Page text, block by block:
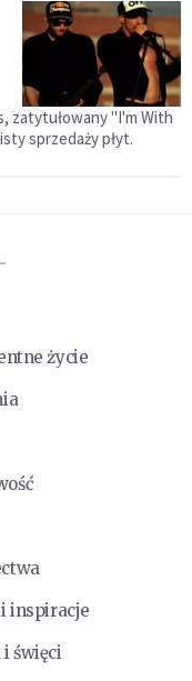
zatytułowany "I'm With
sprzedaży płyt.
życie
inspiracje
święci